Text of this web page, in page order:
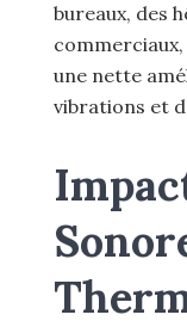
bureaux, des
une nette
vibrations et